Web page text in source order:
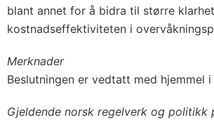
blant annet for å bidra til større
kostnadseffektiviteten i
Merknader
Beslutningen er vedtatt med hjemmel
Gjeldende norsk regelverk og politikk